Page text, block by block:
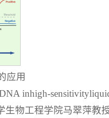
应用
inhigh-
生物工程学院马翠萍教